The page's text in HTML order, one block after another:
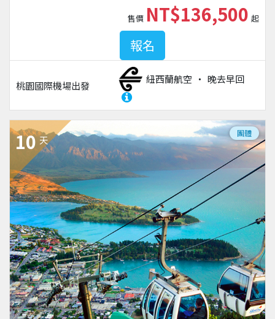
桃園國際機場出發
紐西蘭航空 晚去早回
售價 NT$136,500 起
報名
10 天
團體